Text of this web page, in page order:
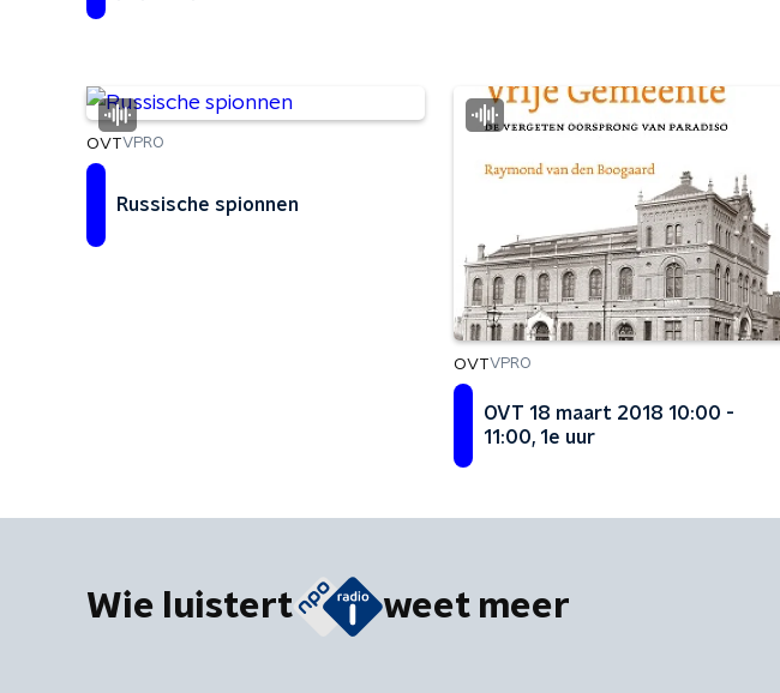
OVTVPRO
Russische spionnen
OVTVPRO
OVT 18 maart 2018 10:00 -
11:00, 1e uur
Wie luistert weet meer